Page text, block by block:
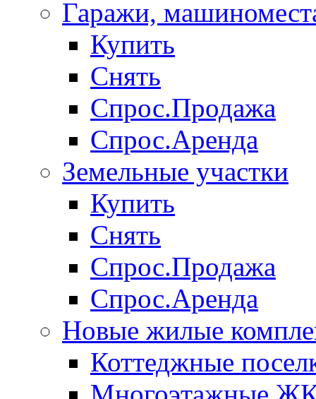
Гаражи,
Купить
Снять
Спрос.Продажа
Спрос.Аренда
Земельные участки
Купить
Снять
Спрос.Продажа
Спрос.Аренда
Новые жилые
Коттеджные